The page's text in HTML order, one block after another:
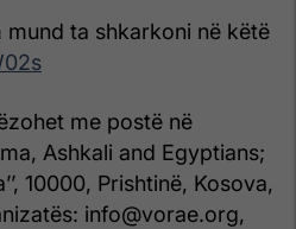
ta shkarkoni në këtë
me postë në
Ashkali and Egyptians;
10000, Prishtinë, Kosova,
info@vorae.org,